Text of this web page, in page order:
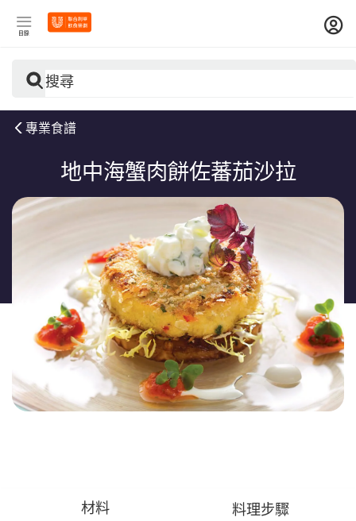
目錄
搜尋
專業食譜
地中海蟹肉餅佐蕃茄沙拉
材料 料理步驟